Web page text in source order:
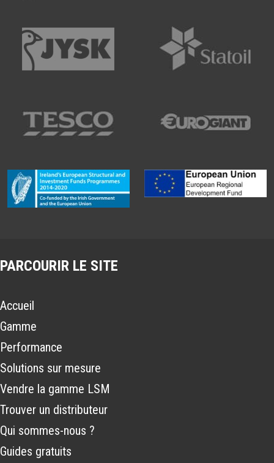
PARCOURIR LE SITE
Accueil
Gamme
Performance
Solutions sur mesure
Vendre la gamme LSM
Trouver un distributeur
Qui sommes-nous ?
Guides gratuits